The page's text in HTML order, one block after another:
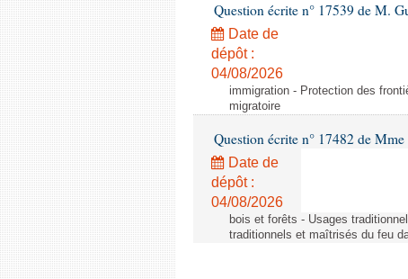
Question écrite n° 17539 de M.
Date de
dépôt :
04/08/2026
immigration - Protection des
migratoire
Question écrite n° 17482 de
Date de
dépôt :
04/08/2026
bois et forêts - Usages
traditionnels et maîtrisés du feu